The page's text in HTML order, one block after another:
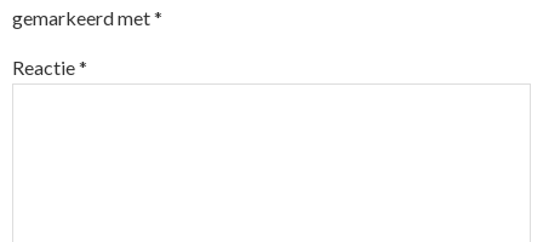
gemarkeerd met*
Reactie*